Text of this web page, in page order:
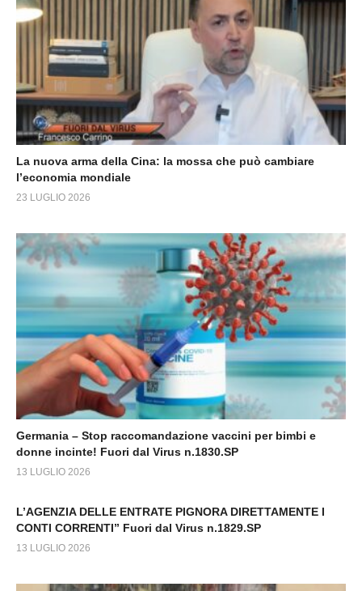
La nuova arma della Cina: la mossa che può cambiare
l’economia mondiale
23 LUGLIO 2026
Germania – Stop raccomandazione vaccini per bimbi e
donne incinte! Fuori dal Virus n.1830.SP
13 LUGLIO 2026
L’AGENZIA DELLE ENTRATE PIGNORA DIRETTAMENTE I
CONTI CORRENTI” Fuori dal Virus n.1829.SP
13 LUGLIO 2026